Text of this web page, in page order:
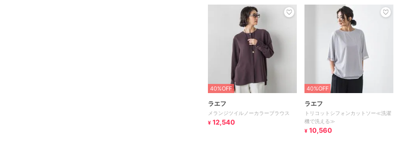
40%OFF
ラエフ
メランジツイルノーカラーブラウス
¥ 12,540
40%OFF
ラエフ
トリコットシフォンカットソー≪洗濯
機で洗える≫
¥ 10,560